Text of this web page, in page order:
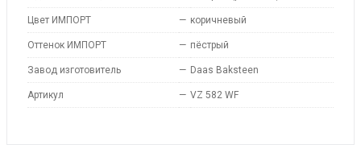
Цвет ИМПОРТ — коричневый
Оттенок ИМПОРТ — пёстрый
Завод изготовитель — Daas Baksteen
Артикул — VZ 582 WF